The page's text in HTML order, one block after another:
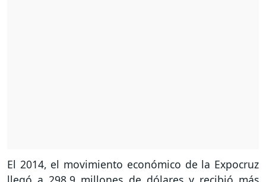
El 2014, el movimiento económico de la Expocruz